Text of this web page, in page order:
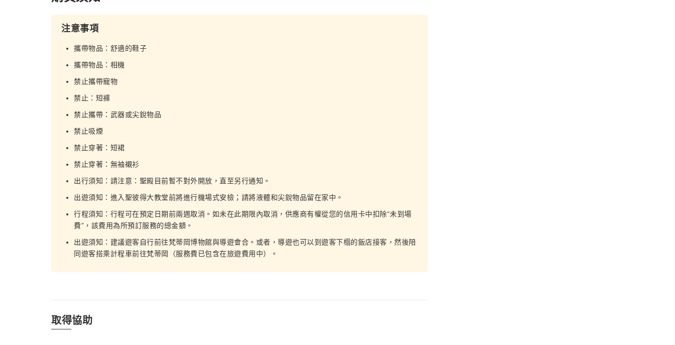
注意事項
攜帶物品：舒適的鞋子
攜帶物品：相機
禁止攜帶寵物
禁止：短褲
禁止攜帶：武器或尖銳物品
禁止吸煙
禁止穿著：短裙
禁止穿著：無袖襯衫
出行須知：請注意：聖殿目前暫不對外開放，直至另行通知。
出遊須知：進入聖彼得大教堂前將進行機場式安檢；請將液體和尖銳物品留在家中。
行程須知：行程可在預定日期前兩週取消。如未在此期限內取消，供應商有權從您的信用卡中扣除“未到場
費”，該費用為所預訂服務的總金額。
出遊須知：建議遊客自行前往梵蒂岡博物館與導遊會合。或者，導遊也可以到遊客下榻的飯店接客，然後陪
同遊客搭乘計程車前往梵蒂岡（服務費已包含在旅遊費用中）。
取得協助